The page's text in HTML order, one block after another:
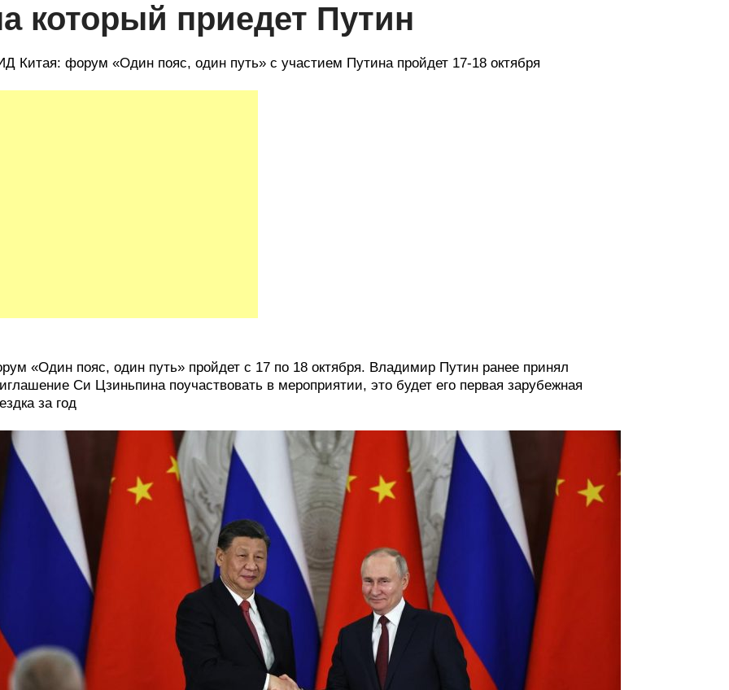
который приедет Путин
Китая: форум «Один пояс, один путь» с участием Путина пройдет 17-18 октября
«Один пояс, один путь» пройдет с 17 по 18 октября. Владимир Путин ранее принял
Си Цзиньпина поучаствовать в мероприятии, это будет его первая зарубежная
за год